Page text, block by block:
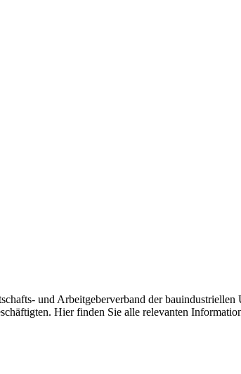
und Arbeitgeberverband der
Hier finden Sie alle relevanten